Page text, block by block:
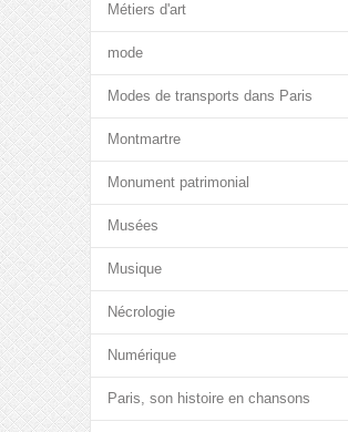
Métiers d'art
mode
Modes de transports dans Paris
Montmartre
Monument patrimonial
Musées
Musique
Nécrologie
Numérique
Paris, son histoire en chansons